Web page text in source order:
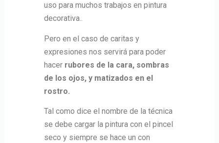
uso para muchos trabajos en pintura
decorativa..
Pero en el caso de caritas y
expresiones nos servirá para poder
hacer rubores de la cara, sombras
de los ojos, y matizados en el
rostro.
Tal como dice el nombre de la técnica
se debe cargar la pintura con el pincel
seco y siempre se hace un con